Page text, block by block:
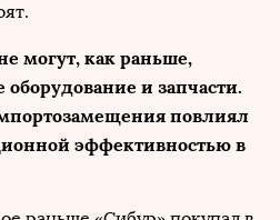
могут, как раньше,
оборудование и запчасти.
повлиял
эффективностью в